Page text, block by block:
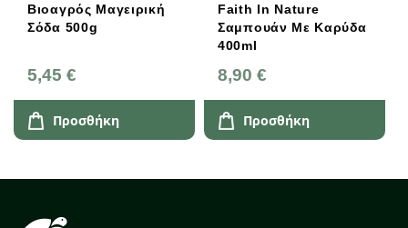
Βιοαγρός Μαγειρική
Σόδα 500g
5,45 €
Προσθήκη
Faith In Nature
Σαμπουάν Με Καρύδα
400ml
8,90 €
Προσθήκη